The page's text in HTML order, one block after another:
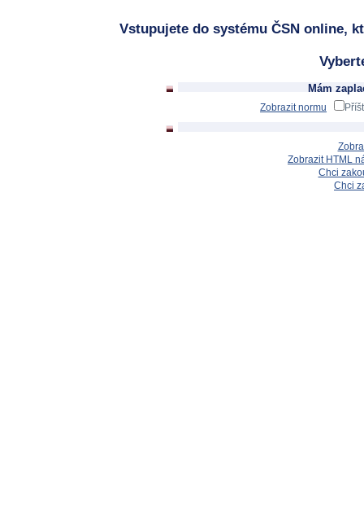
Vstupujete do systému ČSN online,
Mám
Zobrazit normu
Zobrazit HTML
Chci
Chci